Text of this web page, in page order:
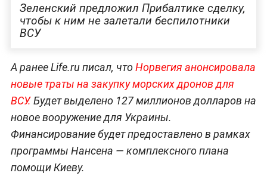
Зеленский предложил Прибалтике сделку,
чтобы к ним не залетали беспилотники
ВСУ
А ранее Life.ru писал, чтоНорвегия анонсировала
новые траты на закупку морских дронов для
ВСУ.Будет выделено 127 миллионов долларов на
новое вооружение для Украины.
Финансирование будет предоставлено в рамках
программы Нансена — комплексного плана
помощи Киеву.